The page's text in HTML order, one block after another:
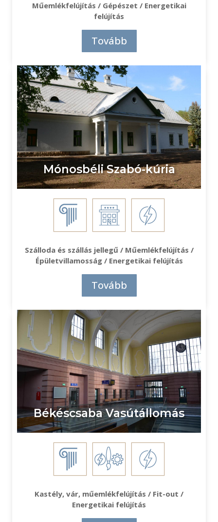
Műemlékfelújítás / Gépészet / Energetikai
felújítás
Tovább
Mónosbéli Szabó-kúria
Szálloda és szállás jellegű / Műemlékfelújítás /
Épületvillamosság / Energetikai felújítás
Tovább
Békéscsaba Vasútállomás
Kastély, vár, műemlékfelújítás / Fit-out /
Energetikai felújítás